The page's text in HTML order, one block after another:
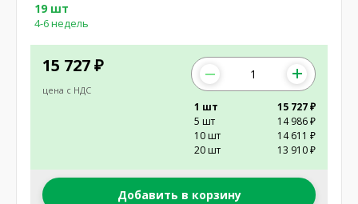
15 727 ₽
цена с НДС
19 шт
4-6 недель
1 шт
15 727 ₽
5 шт
14 986 ₽
10 шт
14 611 ₽
20 шт
13 910 ₽
Добавить в корзину